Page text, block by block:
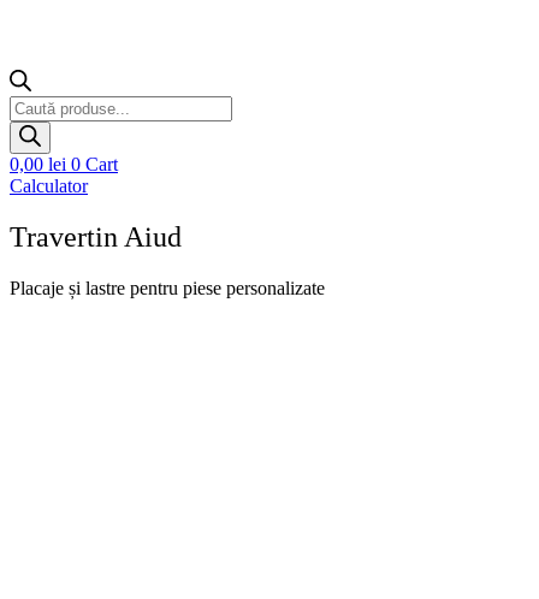
Products
search
0,00 lei 0 Cart
Calculator
Travertin Aiud
Placaje și lastre pentru piese personalizate